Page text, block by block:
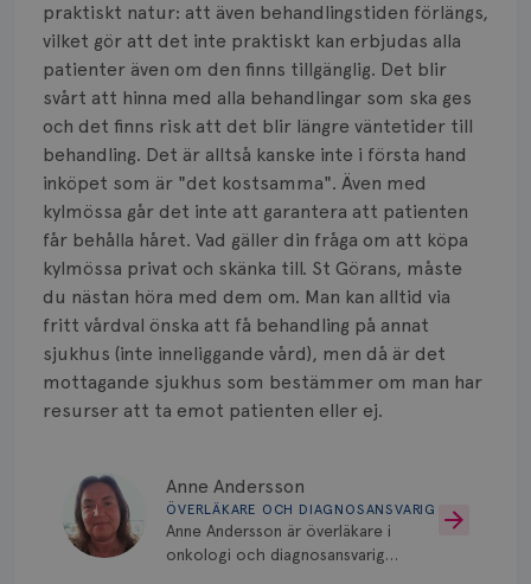
praktiskt natur: att även behandlingstiden förlängs,
vilket gör att det inte praktiskt kan erbjudas alla
patienter även om den finns tillgänglig. Det blir
svårt att hinna med alla behandlingar som ska ges
och det finns risk att det blir längre väntetider till
behandling. Det är alltså kanske inte i första hand
inköpet som är "det kostsamma". Även med
kylmössa går det inte att garantera att patienten
får behålla håret. Vad gäller din fråga om att köpa
kylmössa privat och skänka till. St Görans, måste
du nästan höra med dem om. Man kan alltid via
fritt vårdval önska att få behandling på annat
sjukhus (inte inneliggande vård), men då är det
mottagande sjukhus som bestämmer om man har
resurser att ta emot patienten eller ej.
Anne Andersson
ÖVERLÄKARE OCH DIAGNOSANSVARIG
Anne Andersson är överläkare i
onkologi och diagnosansvarig